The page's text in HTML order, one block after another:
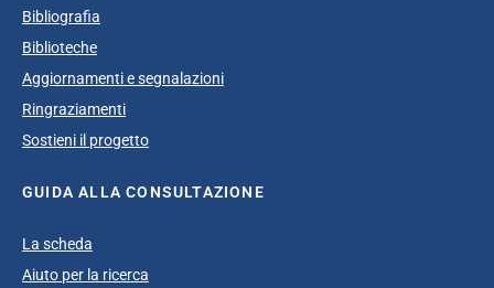
Bibliografia
Biblioteche
Aggiornamenti e segnalazioni
Ringraziamenti
Sostieni il progetto
GUIDA ALLA CONSULTAZIONE
La scheda
Aiuto per la ricerca